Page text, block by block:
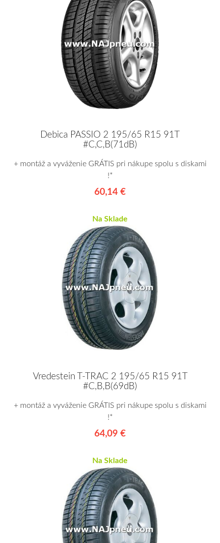
Debica PASSIO 2 195/65 R15 91T
#C,C,B(71dB)
+ montáž a vyváženie GRÁTIS pri nákupe spolu s diskami
!*
60,14 €
Na Sklade
Vredestein T-TRAC 2 195/65 R15 91T
#C,B,B(69dB)
+ montáž a vyváženie GRÁTIS pri nákupe spolu s diskami
!*
64,09 €
Na Sklade